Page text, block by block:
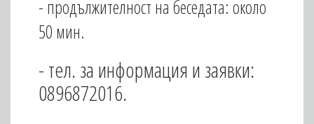
- продължителност на беседата: около
50 мин.
- тел. за информация и заявки:
0896872016.